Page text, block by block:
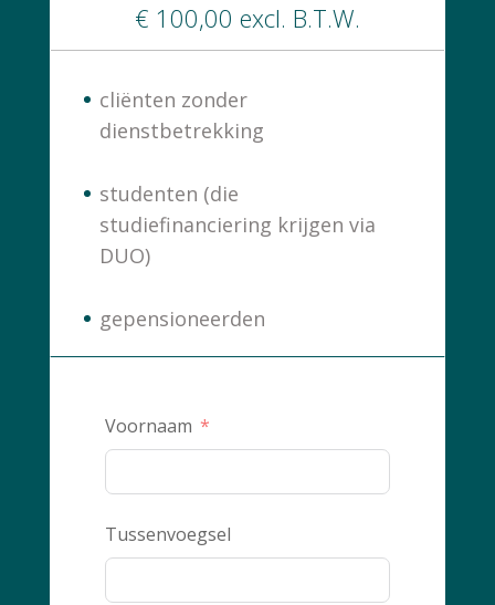
€ 100,00 excl. B.T.W.
cliënten zonder
dienstbetrekking
studenten (die
studiefinanciering krijgen via
DUO)
gepensioneerden
Voornaam
Tussenvoegsel